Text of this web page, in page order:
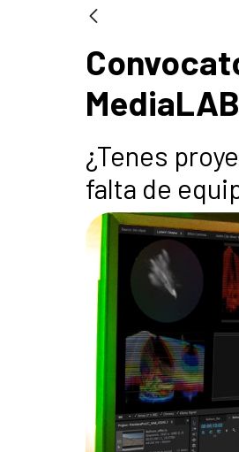
¿Tenes
falta de